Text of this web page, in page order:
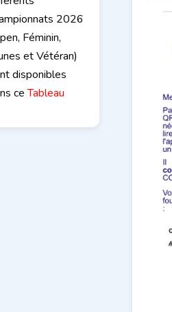
2026
Féminin,
et Vétéran)
disponibles
ceTableau